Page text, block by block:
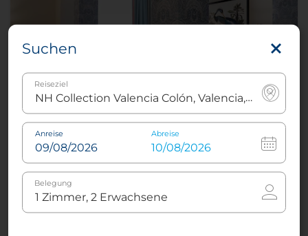
Premium room with View and Balcony
Suchen
Reiseziel
Anreise Abreise
Belegung